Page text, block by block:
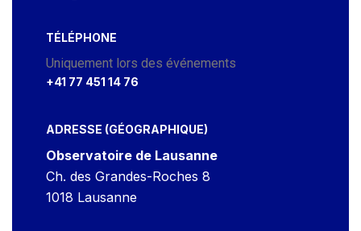
TÉLÉPHONE
Uniquement lors des événements
+41 77 451 14 76
ADRESSE (GÉOGRAPHIQUE)
Observatoire de Lausanne
Ch. des Grandes-Roches 8
1018 Lausanne